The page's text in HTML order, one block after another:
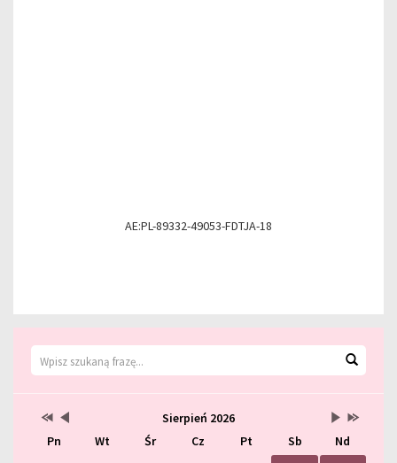
AE:PL-89332-49053-FDTJA-18
Wyszukiwarka
Kalendarz Lista
wydarzeń
Sierpień 2026Brak
w
Przestaw
na
Przestaw
na
Przestaw
na
Wrzesień
Przestaw
na
Sierpień
Pn Wt Śr Cz Pt Sb
Nd